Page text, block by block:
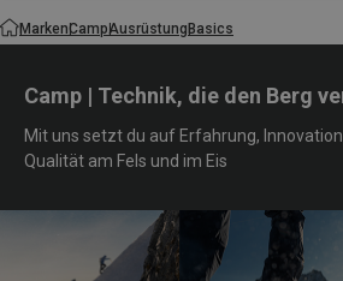
MarkenCampAusrüstungBasics
Camp | Technik, die den Berg
Mit uns setzt du auf Erfahrung,
Qualität am Fels und im Eis